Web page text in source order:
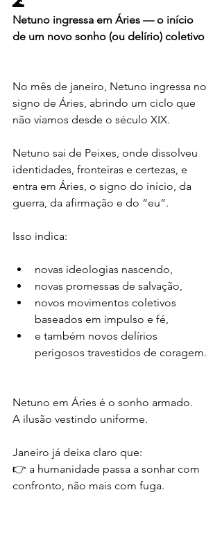
🌊
Netuno ingressa em Áries — o início
de um novo sonho (ou delírio) coletivo
No mês de janeiro, Netuno ingressa no
signo de Áries, abrindo um ciclo que
não víamos desde o século XIX.
Netuno sai de Peixes, onde dissolveu
identidades, fronteiras e certezas, e
entra em Áries, o signo do início, da
guerra, da afirmação e do “eu”.
Isso indica:
novas ideologias nascendo,
novas promessas de salvação,
novos movimentos coletivos
baseados em impulso e fé,
e também novos delírios
perigosos travestidos de coragem.
Netuno em Áries é o sonho armado.
A ilusão vestindo uniforme.
Janeiro já deixa claro que:
👉 a humanidade passa a sonhar com
confronto, não mais com fuga.